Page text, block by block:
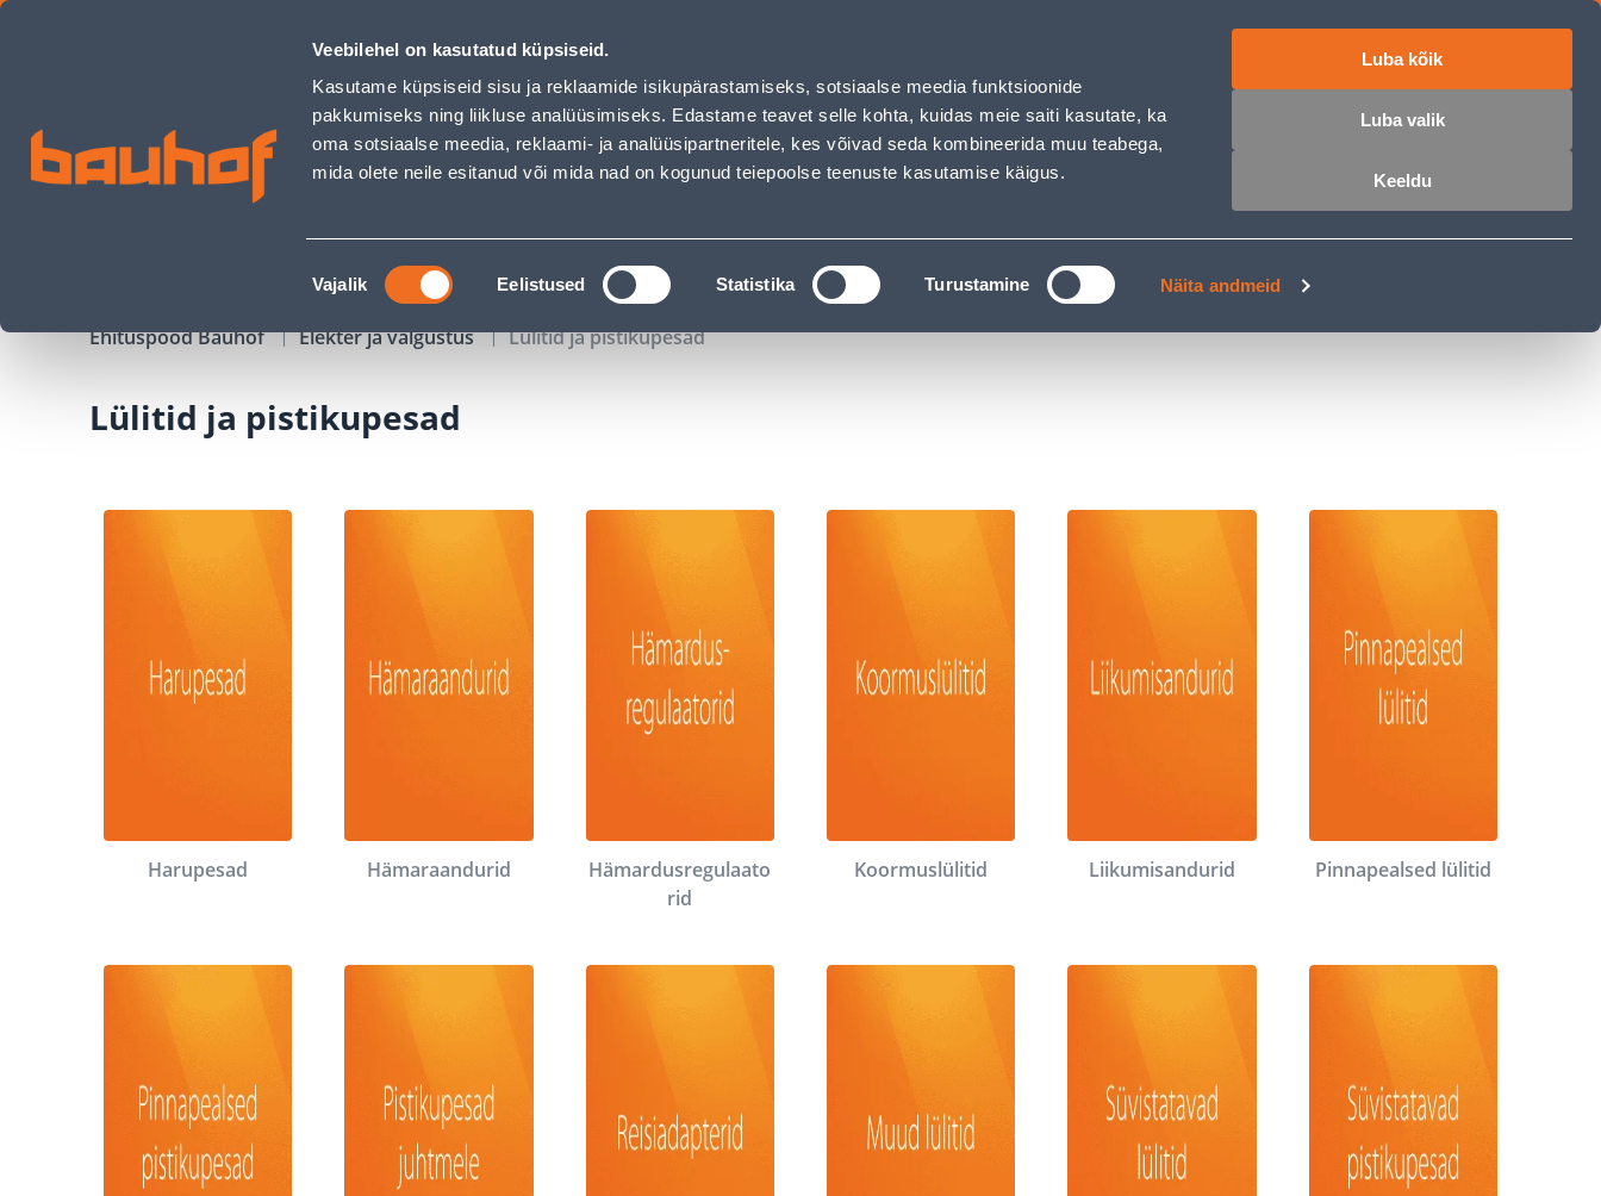
Veebilehel on kasutatud küpsiseid.
Kasutame küpsiseid sisu ja reklaamide isikupärastamiseks, sotsiaalse meedia funktsioonide
pakkumiseks ning liikluse analüüsimiseks. Edastame teavet selle kohta, kuidas meie saiti kasutate, ka
oma sotsiaalse meedia, reklaami- ja analüüsipartneritele, kes võivad seda kombineerida muu teabega,
mida olete neile esitanud või mida nad on kogunud teiepoolse teenuste kasutamise käigus.
Nõusoleku
valik
Vajalik Eelistused Statistika Turustamine Näita andmeid
Luba kõik
Luba valik
Keeldu
Lülitid ja pistikupesad - Bauhof has loaded
Äriklienditeenindus Klienditeenindus Teenused Karjäärileht
OTSI Logi sisse
KAMPAANIAD KATALOOGID TÖÖRIISTALAENUTUS JÄRELMAKS
Ehituspood Bauhof Elekter ja valgustus Lülitid ja pistikupesad
Lülitid ja pistikupesad
Harupesad Hämaraandurid
Hämardusregulaato
rid
Koormuslülitid Liikumisandurid Pinnapealsed lülitid